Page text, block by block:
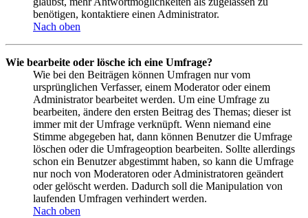
benötigen, kontaktiere einen Administrator.
Nach oben
Wie bearbeite oder lösche ich eine Umfrage?
Wie bei den Beiträgen können Umfragen nur vom
ursprünglichen Verfasser, einem Moderator oder einem
Administrator bearbeitet werden. Um eine Umfrage zu
bearbeiten, ändere den ersten Beitrag des Themas; dieser ist
immer mit der Umfrage verknüpft. Wenn niemand eine
Stimme abgegeben hat, dann können Benutzer die Umfrage
löschen oder die Umfrageoption bearbeiten. Sollte allerdings
schon ein Benutzer abgestimmt haben, so kann die Umfrage
nur noch von Moderatoren oder Administratoren geändert
oder gelöscht werden. Dadurch soll die Manipulation von
laufenden Umfragen verhindert werden.
Nach oben